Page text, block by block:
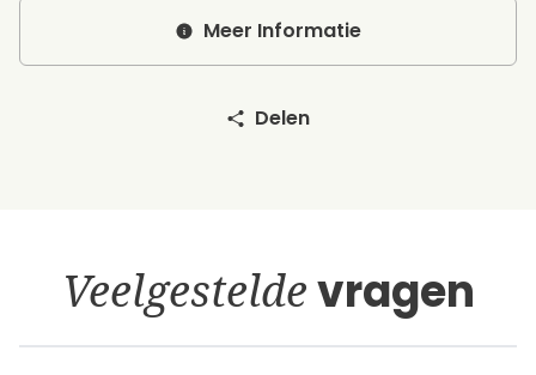
Meer Informatie
Delen
Veelgesteldevragen